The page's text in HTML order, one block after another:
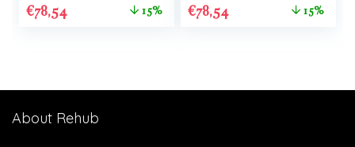
€78,54 15% €78,54 15%
About Rehub